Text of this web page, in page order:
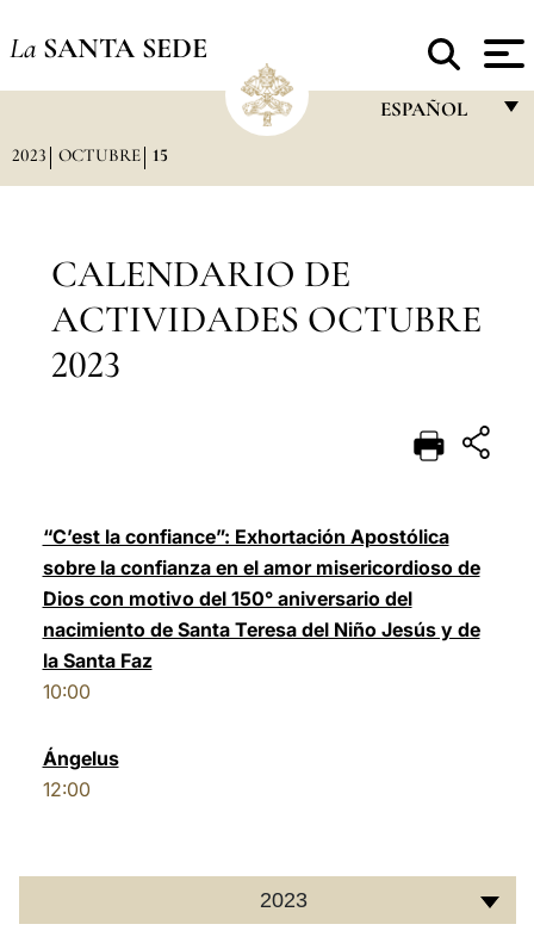
La SANTA SEDE
ESPAÑOL
POLSKI
中文
LATINE
2023 OCTUBRE 15
CALENDARIO DE
ACTIVIDADES OCTUBRE
2023
“C’est la confiance”: Exhortación Apostólica
sobre la confianza en el amor misericordioso de
Dios con motivo del 150° aniversario del
nacimiento de Santa Teresa del Niño Jesús y de
la Santa Faz
10:00
Ángelus
12:00
2023